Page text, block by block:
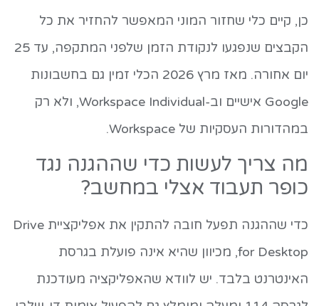
כן, קיים כלי שחזור המוני המאפשר להחזיר את כל
הקבצים שנפגעו לנקודת הזמן שלפני המתקפה, עד 25
יום אחורה. מאז מרץ 2026 הכלי זמין גם בחשבונות
Google אישיים וב-Workspace Individual, ולא רק
במהדורות העסקיות של Workspace.
מה צריך לעשות כדי שההגנה נגד
כופר תעבוד אצלי במחשב?
כדי שההגנה תפעל חובה להתקין את אפליקציית Drive
for Desktop, מכיוון שהיא אינה פועלת בגרסת
האינטרנט בלבד. יש לוודא שהאפליקציה מעודכנת